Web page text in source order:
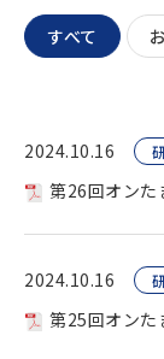
すべて
2024.10.16
第26回オンた
2024.10.16
第25回オンた